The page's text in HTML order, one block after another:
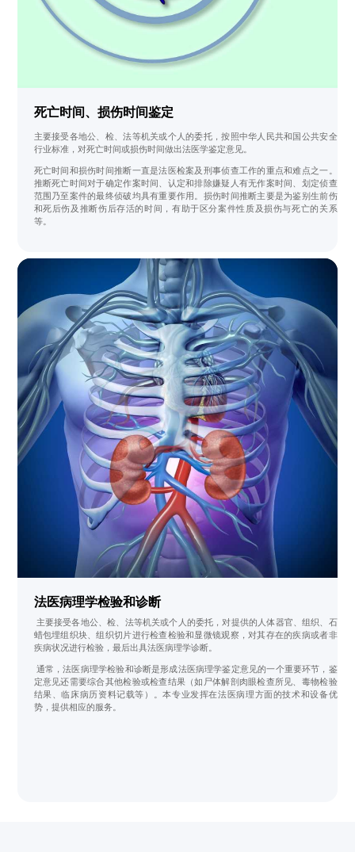
死亡时间、损伤时间鉴定
主要接受各地公、检、法等机关或个人的委托，按照中华人民共和国公共安全
行业标准，对死亡时间或损伤时间做出法医学鉴定意见。
死亡时间和损伤时间推断一直是法医检案及刑事侦查工作的重点和难点之一。
推断死亡时间对于确定作案时间、认定和排除嫌疑人有无作案时间、划定侦查
范围乃至案件的最终侦破均具有重要作用。损伤时间推断主要是为鉴别生前伤
和死后伤及推断伤后存活的时间，有助于区分案件性质及损伤与死亡的关系
等。
法医病理学检验和诊断
主要接受各地公、检、法等机关或个人的委托，对提供的人体器官、组织、石
蜡包埋组织块、组织切片进行检查检验和显微镜观察，对其存在的疾病或者非
疾病状况进行检验，最后出具法医病理学诊断。
通常，法医病理学检验和诊断是形成法医病理学鉴定意见的一个重要环节，鉴
定意见还需要综合其他检验或检查结果（如尸体解剖肉眼检查所见、毒物检验
结果、临床病历资料记载等）。本专业发挥在法医病理方面的技术和设备优
势，提供相应的服务。